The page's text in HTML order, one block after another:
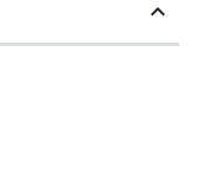
de la